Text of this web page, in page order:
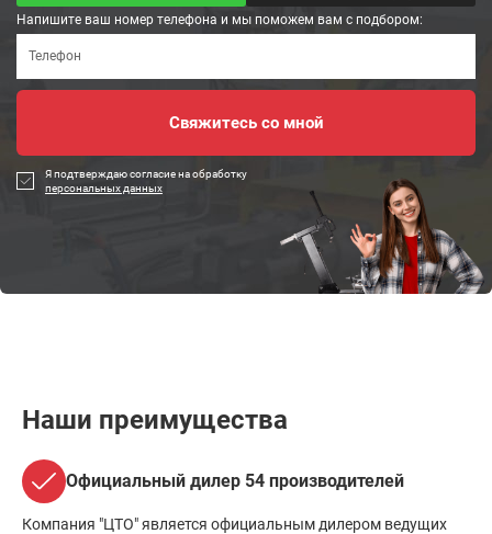
Напишите ваш номер телефона и мы поможем вам с подбором:
Я подтверждаю согласие на обработку
персональных данных
Наши преимущества
Официальный дилер 54 производителей
Компания "ЦТО" является официальным дилером ведущих